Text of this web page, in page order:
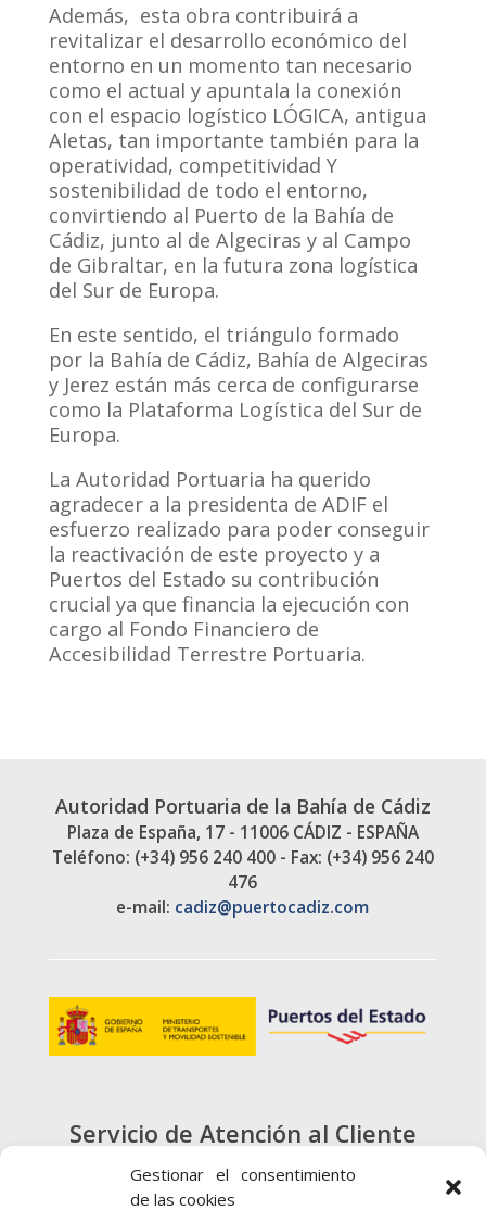
Gestionar el consentimiento
de las cookies
Además, esta obra contribuirá a
revitalizar el desarrollo económico del
entorno en un momento tan necesario
como el actual y apuntala la conexión
con el espacio logístico LÓGICA, antigua
Aletas, tan importante también para la
operatividad, competitividad Y
sostenibilidad de todo el entorno,
convirtiendo al Puerto de la Bahía de
Cádiz, junto al de Algeciras y al Campo
de Gibraltar, en la futura zona logística
del Sur de Europa.
En este sentido, el triángulo formado
por la Bahía de Cádiz, Bahía de Algeciras
y Jerez están más cerca de configurarse
como la Plataforma Logística del Sur de
Europa.
La Autoridad Portuaria ha querido
agradecer a la presidenta de ADIF el
esfuerzo realizado para poder conseguir
la reactivación de este proyecto y a
Puertos del Estado su contribución
crucial ya que financia la ejecución con
cargo al Fondo Financiero de
Accesibilidad Terrestre Portuaria.
Autoridad Portuaria de la Bahía de Cádiz
Plaza de España, 17 - 11006 CÁDIZ - ESPAÑA
Teléfono: (+34) 956 240 400 - Fax: (+34) 956 240
476
e-mail: cadiz@puertocadiz.com
Servicio de Atención al Cliente
900 720 415